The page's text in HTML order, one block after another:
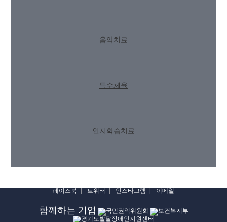
음악치료
특수체육
인지학습치료
페이스북 트위터 인스타그램 이메일
함께하는 기업